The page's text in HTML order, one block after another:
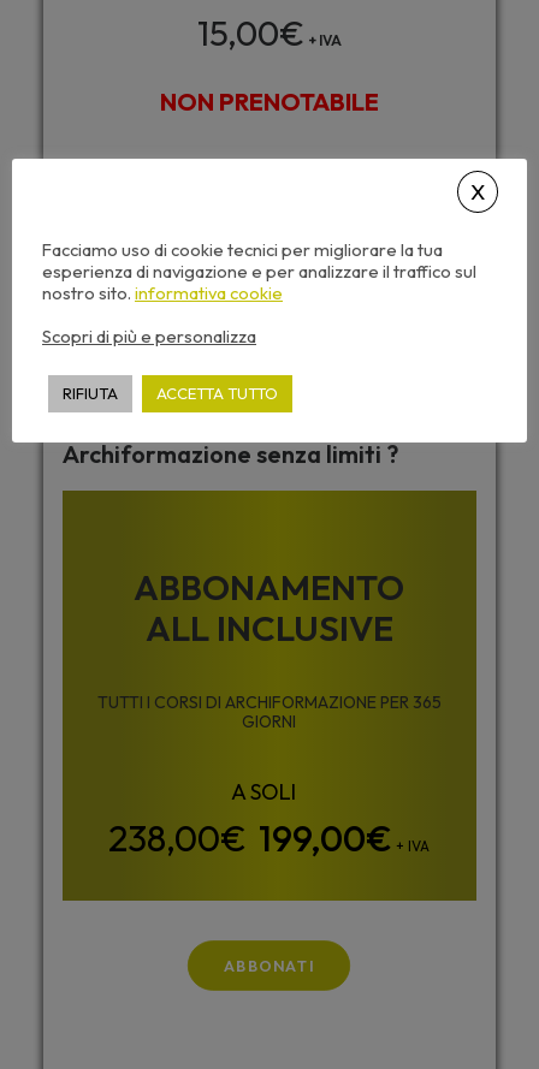
15,00€ + IVA
NON PRENOTABILE
Questo seminario include:
Accesso da tutti i dispositivi
Attestato di partecipazione
Dispense corso e video sempre disponibili
Archiformazione senza limiti ?
ABBONAMENTO
ALL INCLUSIVE
TUTTI I CORSI DI ARCHIFORMAZIONE PER 365
GIORNI
199,00€ + IVA
ABBONATI
Facciamo uso di cookie tecnici per migliorare la tua
esperienza di navigazione e per analizzare il traffico sul
nostro sito. informativa cookie
Scopri di più e personalizza
RIFIUTA ACCETTA TUTTO